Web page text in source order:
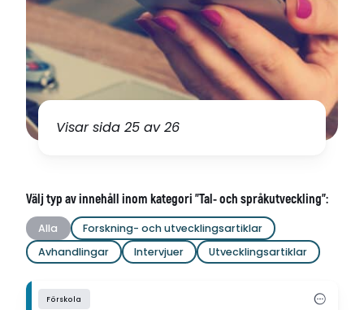
Visar sida 25 av 26
Välj typ av innehåll inom kategori "Tal- och språkutveckling":
Alla
Forskning- och utvecklingsartiklar
Avhandlingar
Intervjuer Utvecklingsartiklar
Förskola